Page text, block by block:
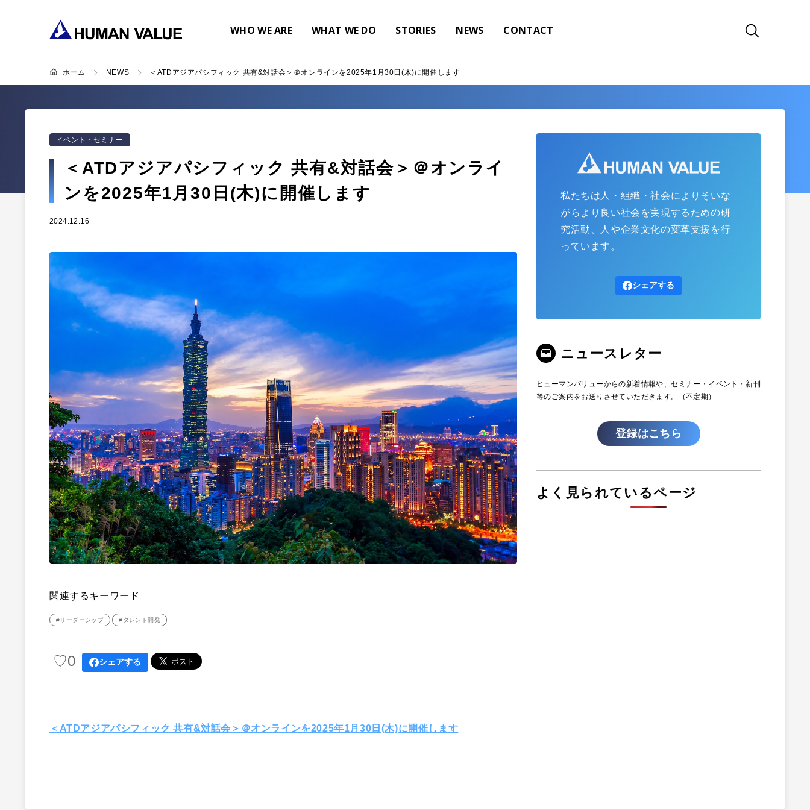
WHO WE ARE WHAT WE DO STORIES NEWS CONTACT
ホーム NEWS ＜ATDアジアパシフィック 共有&対話会＞＠オンラインを2025年1月30日(木)に開催します
イベント・セミナー
＜ATDアジアパシフィック 共有&対話会＞＠オンライ
ンを2025年1月30日(木)に開催します
2024.12.16
関連するキーワード
#リーダーシップ #タレント開発
♡0 シェアする
＜ATDアジアパシフィック 共有&対話会＞＠オンラインを2025年1月30日(木)に開催します
私たちは人・組織・社会によりそいな
がらより良い社会を実現するための研
究活動、人や企業文化の変革支援を行
っています。
シェアする
ニュースレター
ヒューマンバリューからの新着情報や、セミナー・イベント・新刊
等のご案内をお送りさせていただきます。（不定期）
登録はこちら
よく見られているページ